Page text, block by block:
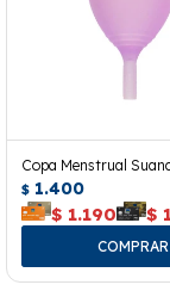
Copa Menstrual
$ 1.400
$ 1.190 $